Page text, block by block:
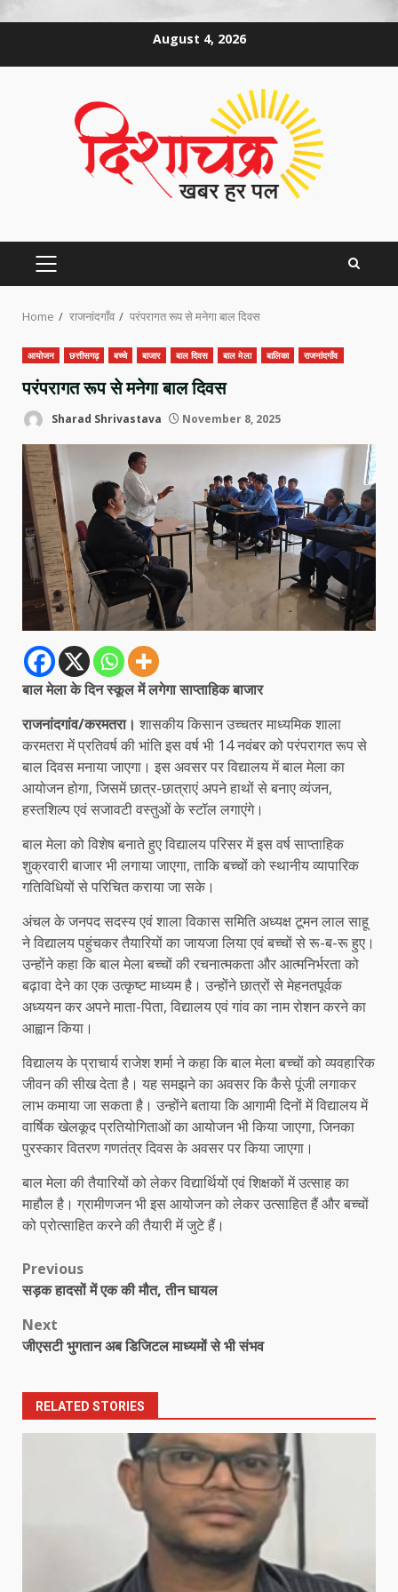
August 4, 2026
PRIMARY
Home राजनांदगाँव परंपरागत रूप से मनेगा बाल दिवस
आयोजन छत्तीसगढ़ बच्चे बाजार बाल दिवस बाल मेला बालिका राजनांदगाँव
परंपरागत रूप से मनेगा बाल दिवस
Sharad Shrivastava November 8, 2025
बाल मेला के दिन स्कूल में लगेगा साप्ताहिक बाजार
राजनांदगांव/करमतरा। शासकीय किसान उच्चतर माध्यमिक शाला
करमतरा में प्रतिवर्ष की भांति इस वर्ष भी 14 नवंबर को परंपरागत रूप से
बाल दिवस मनाया जाएगा। इस अवसर पर विद्यालय में बाल मेला का
आयोजन होगा, जिसमें छात्र-छात्राएं अपने हाथों से बनाए व्यंजन,
हस्तशिल्प एवं सजावटी वस्तुओं के स्टॉल लगाएंगे।
बाल मेला को विशेष बनाते हुए विद्यालय परिसर में इस वर्ष साप्ताहिक
शुक्रवारी बाजार भी लगाया जाएगा, ताकि बच्चों को स्थानीय व्यापारिक
गतिविधियों से परिचित कराया जा सके।
अंचल के जनपद सदस्य एवं शाला विकास समिति अध्यक्ष टूमन लाल साहू
ने विद्यालय पहुंचकर तैयारियों का जायजा लिया एवं बच्चों से रू-ब-रू हुए।
उन्होंने कहा कि बाल मेला बच्चों की रचनात्मकता और आत्मनिर्भरता को
बढ़ावा देने का एक उत्कृष्ट माध्यम है। उन्होंने छात्रों से मेहनतपूर्वक
अध्ययन कर अपने माता-पिता, विद्यालय एवं गांव का नाम रोशन करने का
आह्वान किया।
विद्यालय के प्राचार्य राजेश शर्मा ने कहा कि बाल मेला बच्चों को व्यवहारिक
जीवन की सीख देता है। यह समझने का अवसर कि कैसे पूंजी लगाकर
लाभ कमाया जा सकता है। उन्होंने बताया कि आगामी दिनों में विद्यालय में
वार्षिक खेलकूद प्रतियोगिताओं का आयोजन भी किया जाएगा, जिनका
पुरस्कार वितरण गणतंत्र दिवस के अवसर पर किया जाएगा।
बाल मेला की तैयारियों को लेकर विद्यार्थियों एवं शिक्षकों में उत्साह का
माहौल है। ग्रामीणजन भी इस आयोजन को लेकर उत्साहित हैं और बच्चों
को प्रोत्साहित करने की तैयारी में जुटे हैं।
Post
navigation
Previous
सड़क हादसों में एक की मौत, तीन घायल
Next
जीएसटी भुगतान अब डिजिटल माध्यमों से भी संभव
RELATED STORIES